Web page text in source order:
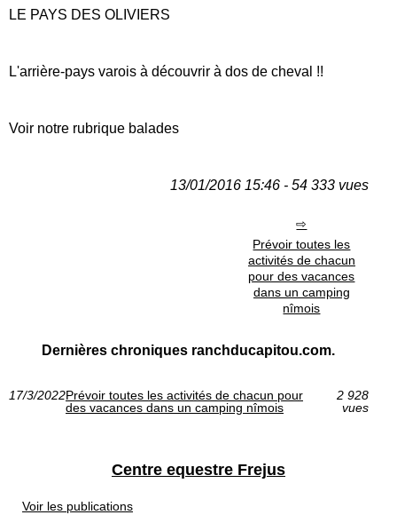
LE PAYS DES OLIVIERS
L'arrière-pays varois à découvrir à dos de cheval !!
Voir notre rubrique balades
13/01/2016 15:46 - 54 333 vues
Prévoir toutes les
activités de chacun
pour des vacances
dans un camping
nîmois
Dernières chroniques ranchducapitou.com.
17/3/2022Prévoir toutes les activités de chacun pour
des vacances dans un camping nîmois
2 928
vues
Centre equestre Frejus
Voir les publications